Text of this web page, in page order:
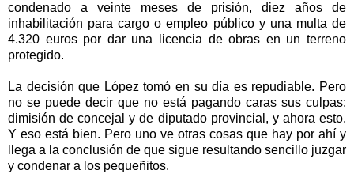
condenado a veinte meses de prisión, diez años de
inhabilitación para cargo o empleo público y una multa de
4.320 euros por dar una licencia de obras en un terreno
protegido.
La decisión que López tomó en su día es repudiable. Pero
no se puede decir que no está pagando caras sus culpas:
dimisión de concejal y de diputado provincial, y ahora esto.
Y eso está bien. Pero uno ve otras cosas que hay por ahí y
llega a la conclusión de que sigue resultando sencillo juzgar
y condenar a los pequeñitos.